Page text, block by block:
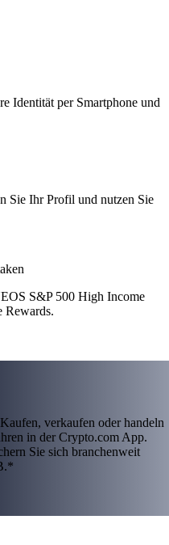
Identität per Smartphone und
Sie Ihr Profil und nutzen Sie
S&P 500 High Income
Rewards.
verkaufen oder handeln
in der Crypto.com App.
Sie sich branchenweit